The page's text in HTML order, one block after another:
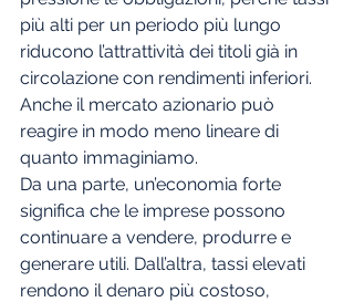
più alti per un periodo più lungo
riducono l’attrattività dei titoli già in
circolazione con rendimenti inferiori.
Anche il mercato azionario può
reagire in modo meno lineare di
quanto immaginiamo.
Da una parte, un’economia forte
significa che le imprese possono
continuare a vendere, produrre e
generare utili. Dall’altra, tassi elevati
rendono il denaro più costoso,